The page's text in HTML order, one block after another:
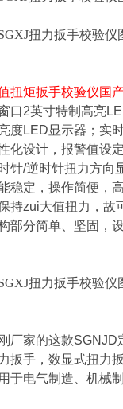
扭矩扳手校验仪国
口2英寸特制高亮
度LED显示器；实
化设计，报警值设
针/逆时针扭力方向
稳定，操作简便，
持zui大值扭力，故
部分简单、坚固，
厂家的这款SGNJD
扳手，数显式扭力
于电气制造、机械